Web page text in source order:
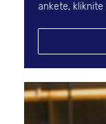
ankete, kliknite